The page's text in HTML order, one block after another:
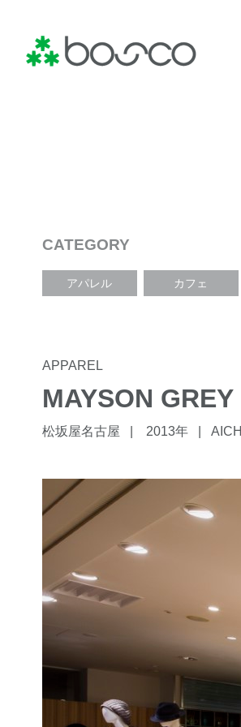
CATEGORY
アパレル カフェ
APPAREL
MAYSON GREY
松坂屋名古屋 2013年 AICHI